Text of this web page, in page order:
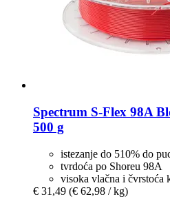
Spectrum S-​Flex 98A
500 g
istezanje do 510% do
tvrdoća po Shoreu 98A
visoka vlačna i čvrstoća
€ 31,49 (€ 62,98 / kg)